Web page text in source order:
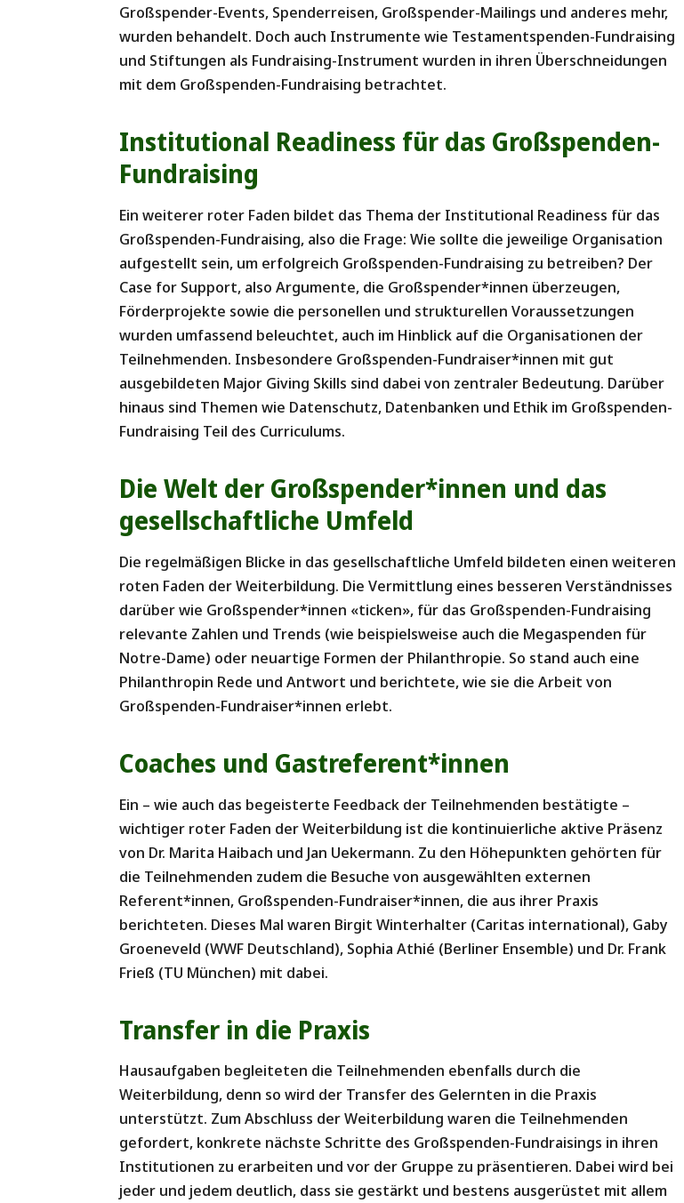
Großspender-Events, Spenderreisen, Großspender-Mailings und anderes mehr,
wurden behandelt. Doch auch Instrumente wie Testamentspenden-Fundraising
und Stiftungen als Fundraising-Instrument wurden in ihren Überschneidungen
mit dem Großspenden-Fundraising betrachtet.
Institutional Readiness für das Großspenden-
Fundraising
Ein weiterer roter Faden bildet das Thema der Institutional Readiness für das
Großspenden-Fundraising, also die Frage: Wie sollte die jeweilige Organisation
aufgestellt sein, um erfolgreich Großspenden-Fundraising zu betreiben? Der
Case for Support, also Argumente, die Großspender*innen überzeugen,
Förderprojekte sowie die personellen und strukturellen Voraussetzungen
wurden umfassend beleuchtet, auch im Hinblick auf die Organisationen der
Teilnehmenden. Insbesondere Großspenden-Fundraiser*innen mit gut
ausgebildeten Major Giving Skills sind dabei von zentraler Bedeutung. Darüber
hinaus sind Themen wie Datenschutz, Datenbanken und Ethik im Großspenden-
Fundraising Teil des Curriculums.
Die Welt der Großspender*innen und das
gesellschaftliche Umfeld
Die regelmäßigen Blicke in das gesellschaftliche Umfeld bildeten einen weiteren
roten Faden der Weiterbildung. Die Vermittlung eines besseren Verständnisses
darüber wie Großspender*innen «ticken», für das Großspenden-Fundraising
relevante Zahlen und Trends (wie beispielsweise auch die Megaspenden für
Notre-Dame) oder neuartige Formen der Philanthropie. So stand auch eine
Philanthropin Rede und Antwort und berichtete, wie sie die Arbeit von
Großspenden-Fundraiser*innen erlebt.
Coaches und Gastreferent*innen
Ein – wie auch das begeisterte Feedback der Teilnehmenden bestätigte –
wichtiger roter Faden der Weiterbildung ist die kontinuierliche aktive Präsenz
von Dr. Marita Haibach und Jan Uekermann. Zu den Höhepunkten gehörten für
die Teilnehmenden zudem die Besuche von ausgewählten externen
Referent*innen, Großspenden-Fundraiser*innen, die aus ihrer Praxis
berichteten. Dieses Mal waren Birgit Winterhalter (Caritas international), Gaby
Groeneveld (WWF Deutschland), Sophia Athié (Berliner Ensemble) und Dr. Frank
Frieß (TU München) mit dabei.
Transfer in die Praxis
Hausaufgaben begleiteten die Teilnehmenden ebenfalls durch die
Weiterbildung, denn so wird der Transfer des Gelernten in die Praxis
unterstützt. Zum Abschluss der Weiterbildung waren die Teilnehmenden
gefordert, konkrete nächste Schritte des Großspenden-Fundraisings in ihren
Institutionen zu erarbeiten und vor der Gruppe zu präsentieren. Dabei wird bei
jeder und jedem deutlich, dass sie gestärkt und bestens ausgerüstet mit allem